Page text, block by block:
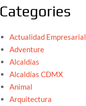
Categories
Actualidad Empresarial
Adventure
Alcaldías
Alcaldías CDMX
Animal
Arquitectura